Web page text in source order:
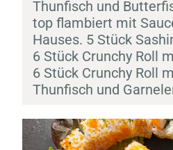
Thunfisch und
top flambiert mit
Hauses. 5 Stück
6 Stück Crunchy Roll
6 Stück Crunchy Roll
Thunfisch und